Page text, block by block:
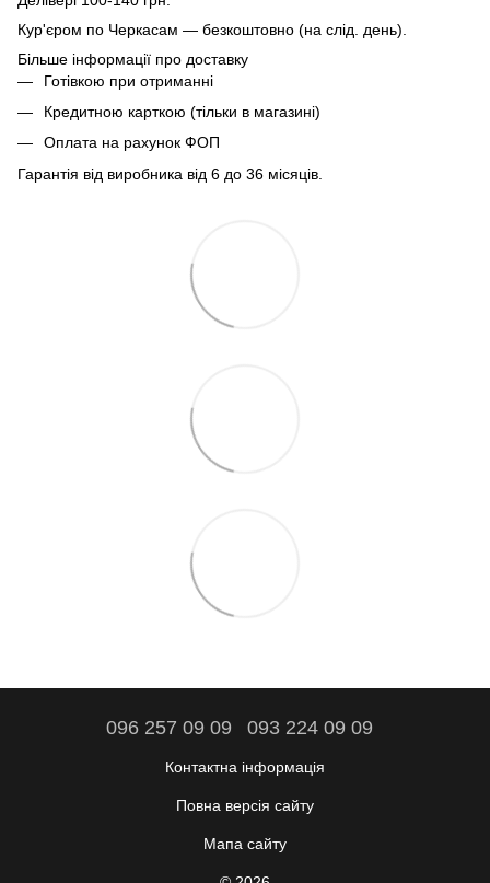
Кур'єром по Черкасам — безкоштовно (на слід. день).
Більше інформації про доставку
Готівкою при отриманні
Кредитною карткою (тільки в магазині)
Оплата на рахунок ФОП
Гарантія від виробника від 6 до 36 місяців.
096 257 09 09 093 224 09 09
Контактна інформація
Повна версія сайту
Мапа сайту